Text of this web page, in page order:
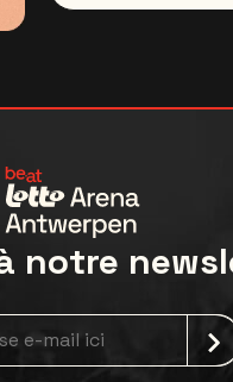
notre